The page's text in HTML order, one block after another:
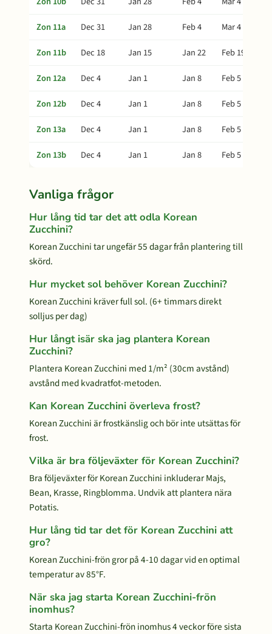
Zon 11a
Dec 31 Jan 28 Feb 4
Mar 4
Zon 11b
Dec 18 Jan 15 Jan 22
Feb 19
Zon 12a
Dec 4 Jan 1 Jan 8
Feb 5
Zon 12b
Dec 4 Jan 1 Jan 8
Feb 5
Zon 13a
Dec 4 Jan 1 Jan 8
Feb 5
Zon 13b
Dec 4 Jan 1 Jan 8 Feb 5
Vanliga frågor
Hur lång tid tar det att odla Korean
Zucchini?
Korean Zucchini tar ungefär 55 dagar från plantering till
skörd.
Hur mycket sol behöver Korean Zucchini?
Korean Zucchini kräver full sol. (6+ timmars direkt
solljus per dag)
Hur långt isär ska jag plantera Korean
Zucchini?
Plantera Korean Zucchini med 1/m² (30cm avstånd)
avstånd med kvadratfot-metoden.
Kan Korean Zucchini överleva frost?
Korean Zucchini är frostkänslig och bör inte utsättas för
frost.
Vilka är bra följeväxter för Korean Zucchini?
Bra följeväxter för Korean Zucchini inkluderar Majs,
Bean, Krasse, Ringblomma. Undvik att plantera nära
Potatis.
Hur lång tid tar det för Korean Zucchini att
gro?
Korean Zucchini-frön gror på 4-10 dagar vid en optimal
temperatur av 85°F.
När ska jag starta Korean Zucchini-frön
inomhus?
Starta Korean Zucchini-frön inomhus 4 veckor före sista